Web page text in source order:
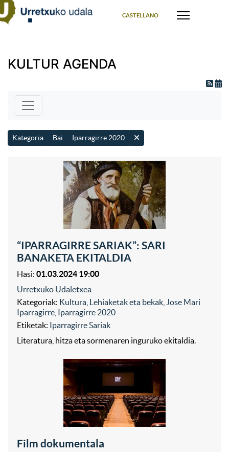
CASTELLANO
KULTUR AGENDA
Kategoria Bai Iparragirre 2020
“IPARRAGIRRE SARIAK”: SARI
BANAKETA EKITALDIA
Hasi: 01.03.2024 19:00
Urretxuko Udaletxea
Kategoriak: Kultura Lehiaketak eta bekak Jose Mari
Iparragirre Iparragirre 2020
Etiketak: Iparragirre Sariak
Literatura, hitza eta sormenaren inguruko ekitaldia.
Film dokumentala